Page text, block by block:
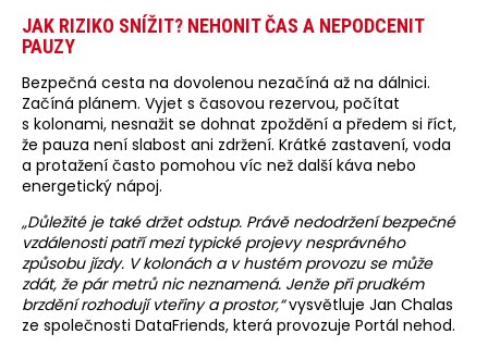
JAK RIZIKO SNÍŽIT? NEHONIT ČAS A NEPODCENIT
PAUZY
Bezpečná cesta na dovolenou nezačíná až na dálnici.
Začíná plánem. Vyjet s časovou rezervou, počítat
s kolonami, nesnažit se dohnat zpoždění a předem si říct,
že pauza není slabost ani zdržení. Krátké zastavení, voda
a protažení často pomohou víc než další káva nebo
energetický nápoj.
„Důležité je také držet odstup. Právě nedodržení bezpečné
vzdálenosti patří mezi typické projevy nesprávného
způsobu jízdy. V kolonách a v hustém provozu se může
zdát, že pár metrů nic neznamená. Jenže při prudkém
brzdění rozhodují vteřiny a prostor,“vysvětluje Jan Chalas
ze společnosti DataFriends, která provozuje Portál nehod.